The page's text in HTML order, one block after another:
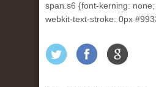
span.s6 {font-kerning:
webkit-text-stroke: 0px